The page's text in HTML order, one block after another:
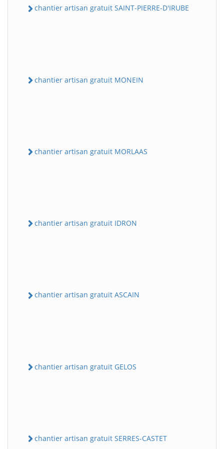
chantier artisan gratuit SAINT-PIERRE-D'IRUBE
chantier artisan gratuit MONEIN
chantier artisan gratuit MORLAAS
chantier artisan gratuit IDRON
chantier artisan gratuit ASCAIN
chantier artisan gratuit GELOS
chantier artisan gratuit SERRES-CASTET